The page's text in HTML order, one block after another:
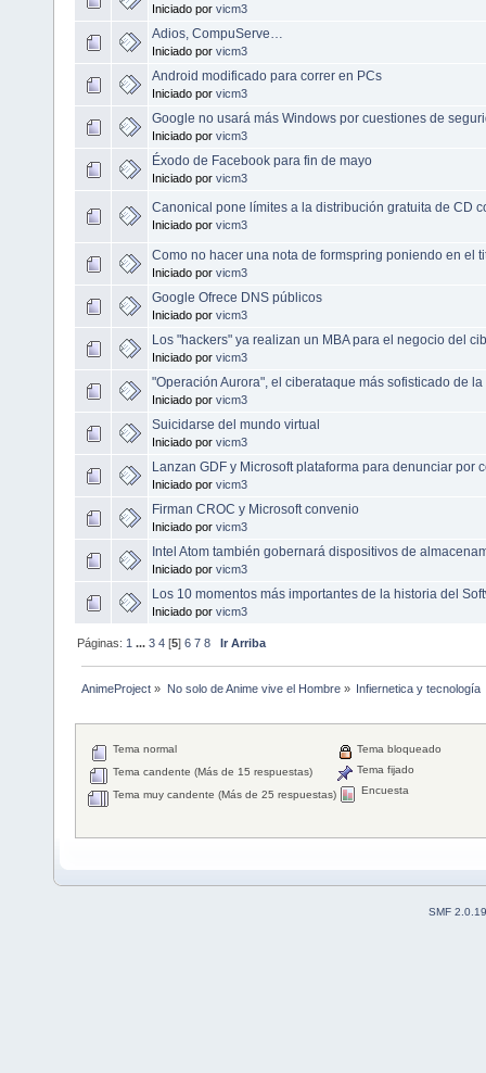
Iniciado por vicm3
Adios, CompuServe…
Iniciado por vicm3
Android modificado para correr en PCs
Iniciado por vicm3
Google no usará más Windows por cuestiones de
Iniciado por vicm3
Éxodo de Facebook para fin de mayo
Iniciado por vicm3
Canonical pone límites a la distribución gratuita de CD
Iniciado por vicm3
Como no hacer una nota de formspring poniendo en el
Iniciado por vicm3
Google Ofrece DNS públicos
Iniciado por vicm3
Los "hackers" ya realizan un MBA para el negocio del
Iniciado por vicm3
"Operación Aurora", el ciberataque más sofisticado de
Iniciado por vicm3
Suicidarse del mundo virtual
Iniciado por vicm3
Lanzan GDF y Microsoft plataforma para denunciar por
Iniciado por vicm3
Firman CROC y Microsoft convenio
Iniciado por vicm3
Intel Atom también gobernará dispositivos de
Iniciado por vicm3
Los 10 momentos más importantes de la historia del
Iniciado por vicm3
Páginas: 1 ...3 4 [5]6 7 8 Ir Arriba
AnimeProject » No solo de Anime vive el Hombre» Infiernetica y tecnología
Tema normal
Tema candente (Más de 15 respuestas)
Tema muy candente (Más de 25 respuestas)
Tema bloqueado
Tema fijado
Encuesta
SMF 2.0.19